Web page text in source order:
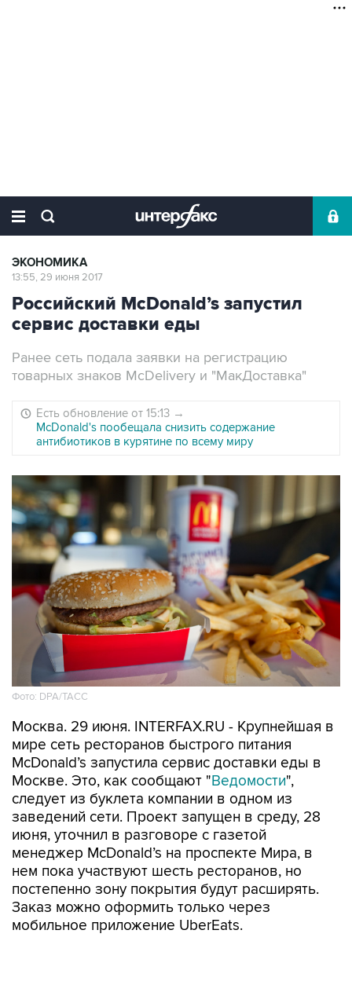
ЭКОНОМИКА
13:55, 29 июня 2017
Российский McDonald’s запустил
сервис доставки еды
Ранее сеть подала заявки на регистрацию
товарных знаков McDelivery и "МакДоставка"
Есть обновление от 15:13 →
McDonald's пообещала снизить содержание
антибиотиков в курятине по всему миру
Фото: DPA/ТАСС
Москва. 29 июня. INTERFAX.RU - Крупнейшая в
мире сеть ресторанов быстрого питания
McDonald’s запустила сервис доставки еды в
Москве. Это, как сообщают "Ведомости",
следует из буклета компании в одном из
заведений сети. Проект запущен в среду, 28
июня, уточнил в разговоре с газетой
менеджер McDonald’s на проспекте Мира, в
нем пока участвуют шесть ресторанов, но
постепенно зону покрытия будут расширять.
Заказ можно оформить только через
мобильное приложение UberEats.